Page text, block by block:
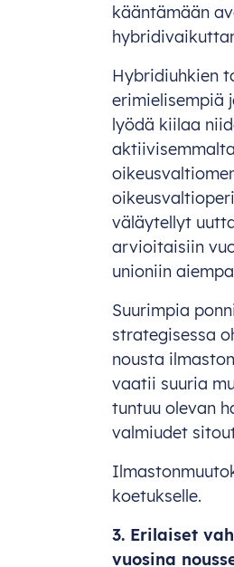
kääntämään
Hybridiuhkien
erimielisempiä
lyödä kiilaa
väläytellyt
arvioitaisiin
unioniin
Suurimpia
strategisessa
nousta
vaatii suuria
tuntuu olevan
valmiudet
koetukselle.
3. Erilaiset
vuosina